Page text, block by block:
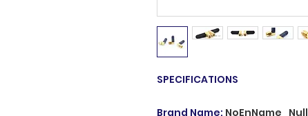
SPECIFICATIONS
Brand Name: NoEnName_Null